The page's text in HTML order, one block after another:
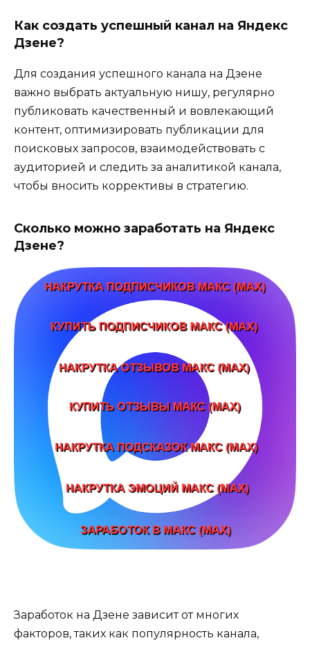
Как создать успешный канал на Яндекс
Дзене?
Для создания успешного канала на Дзене
важно выбрать актуальную нишу, регулярно
публиковать качественный и вовлекающий
контент, оптимизировать публикации для
поисковых запросов, взаимодействовать с
аудиторией и следить за аналитикой канала,
чтобы вносить коррективы в стратегию.
Сколько можно заработать на Яндекс
Дзене?
Заработок на Дзене зависит от многих
факторов, таких как популярность канала,